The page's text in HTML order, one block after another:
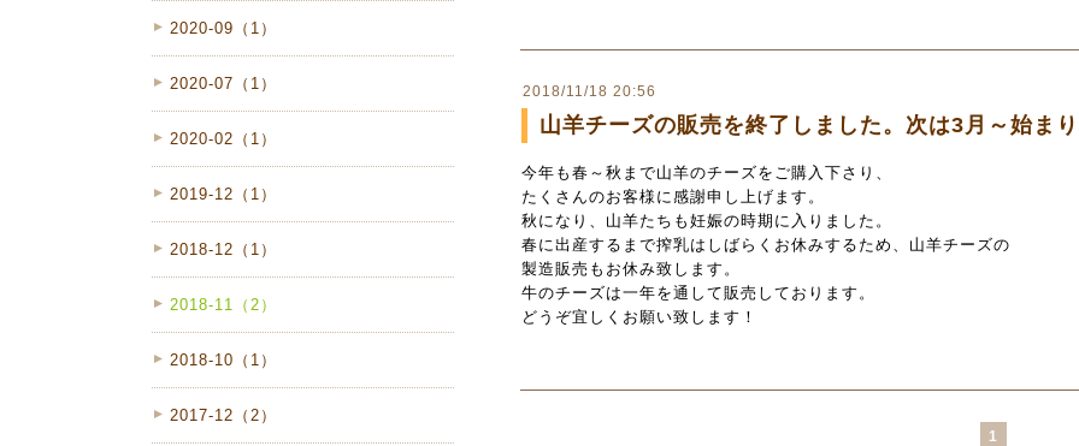
2020-09（1）
2020-07（1）
2020-02（1）
2019-12（1）
2018-12（1）
2018-11（2）
2018-10（1）
2017-12（2）
2018/11/18 20:56
山羊チーズの販売を終了しました。次は3月～始ま
今年も春～秋まで山羊のチーズをご購入下さり、
たくさんのお客様に感謝申し上げます。
秋になり、山羊たちも妊娠の時期に入りました。
春に出産するまで搾乳はしばらくお休みするため、山羊チーズの
製造販売もお休み致します。
牛のチーズは一年を通して販売しております。
どうぞ宜しくお願い致します！
1